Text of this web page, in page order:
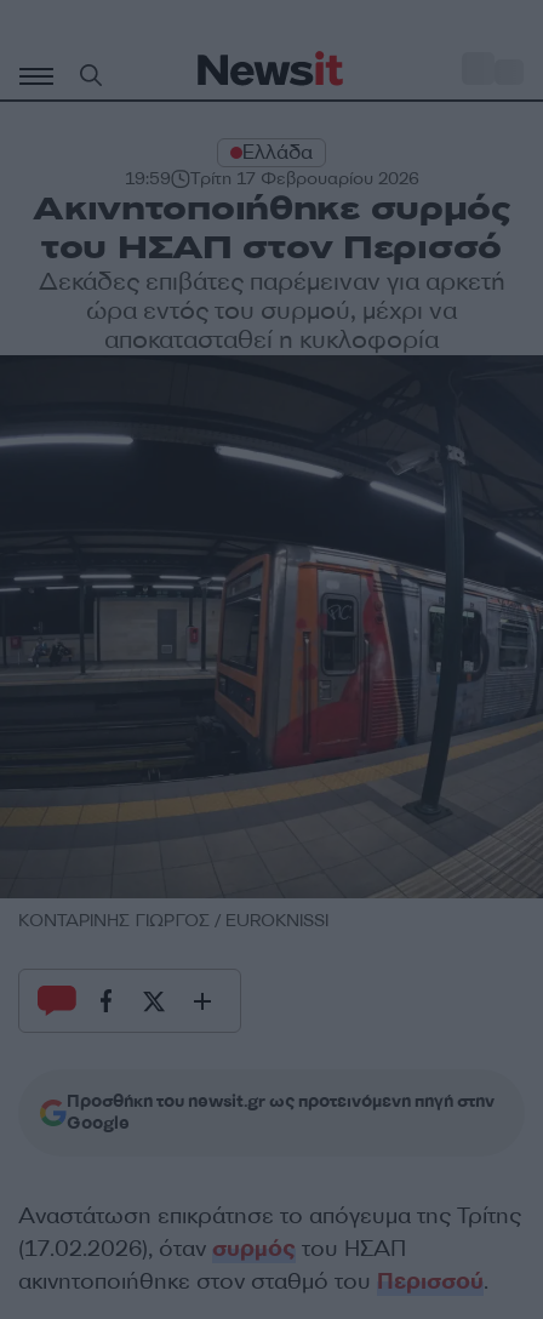
περιεχόμενο
Ελλάδα
19:59 Τρίτη 17 Φεβρουαρίου 2026
Ακινητοποιήθηκε συρμός
του ΗΣΑΠ στον Περισσό
Δεκάδες επιβάτες παρέμειναν για αρκετή
ώρα εντός του συρμού, μέχρι να
αποκατασταθεί η κυκλοφορία
ΚΟΝΤΑΡΙΝΗΣ ΓΙΩΡΓΟΣ / EUROKNISSI
Προσθήκη του newsit.gr ως προτεινόμενη πηγή στην
Google
Αναστάτωση επικράτησε το απόγευμα της Τρίτης
(17.02.2026), όταν συρμός του ΗΣΑΠ
ακινητοποιήθηκε στον σταθμό του Περισσού.